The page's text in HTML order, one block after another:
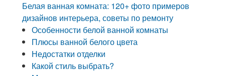
Белая ванная комната: 120+ фото примеров
дизайнов интерьера, советы по ремонту
Особенности белой ванной комнаты
Плюсы ванной белого цвета
Недостатки отделки
Какой стиль выбрать?